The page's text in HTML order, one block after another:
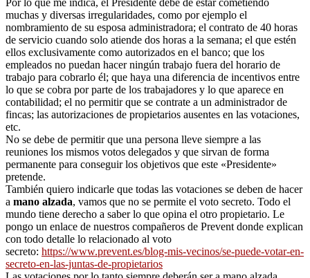
Por lo que me indica, el Presidente debe de estar cometiendo
muchas y diversas irregularidades, como por ejemplo el
nombramiento de su esposa administradora; el contrato de 40 horas
de servicio cuando solo atiende dos horas a la semana; el que estén
ellos exclusivamente como autorizados en el banco; que los
empleados no puedan hacer ningún trabajo fuera del horario de
trabajo para cobrarlo él; que haya una diferencia de incentivos entre
lo que se cobra por parte de los trabajadores y lo que aparece en
contabilidad; el no permitir que se contrate a un administrador de
fincas; las autorizaciones de propietarios ausentes en las votaciones,
etc.
No se debe de permitir que una persona lleve siempre a las
reuniones los mismos votos delegados y que sirvan de forma
permanente para conseguir los objetivos que este «Presidente»
pretende.
También quiero indicarle que todas las votaciones se deben de hacer
a mano alzada, vamos que no se permite el voto secreto. Todo el
mundo tiene derecho a saber lo que opina el otro propietario. Le
pongo un enlace de nuestros compañeros de Prevent donde explican
con todo detalle lo relacionado al voto
secreto: https://www.prevent.es/blog-mis-vecinos/se-puede-votar-en-
secreto-en-las-juntas-de-propietarios